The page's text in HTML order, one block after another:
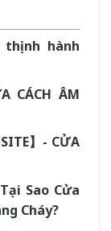
thịnh hành
CÁCH ÂM
】- CỬA
Sao Cửa
Cháy?